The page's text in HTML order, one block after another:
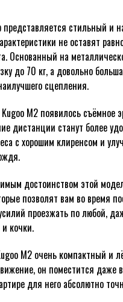
стильный и
не оставят
Основанный на
до 70 кг, а довольно
сцепления.
M2 появилось съёмное
дистанции станут более
с хорошим клиренсом и
достоинством этой
позволят вам во время
проезжать по любой,
кочки.
M2 очень компактный и
он поместится даже
для него абсолютно